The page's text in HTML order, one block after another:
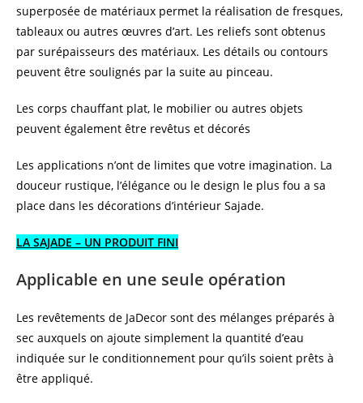
superposée de matériaux permet la réalisation de fresques,
tableaux ou autres œuvres d’art. Les reliefs sont obtenus
par surépaisseurs des matériaux. Les détails ou contours
peuvent être soulignés par la suite au pinceau.
Les corps chauffant plat, le mobilier ou autres objets
peuvent également être revêtus et décorés
Les applications n’ont de limites que votre imagination. La
douceur rustique, l’élégance ou le design le plus fou a sa
place dans les décorations d’intérieur Sajade.
LA SAJADE – UN PRODUIT FINI
Applicable en une seule opération
Les revêtements de JaDecor sont des mélanges préparés à
sec auxquels on ajoute simplement la quantité d’eau
indiquée sur le conditionnement pour qu’ils soient prêts à
être appliqué.